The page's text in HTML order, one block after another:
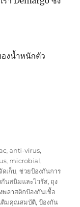
งน้ำหนักตัว
กระเป๋าเครื่องสำอา
,anti-virus,
, microbial,
ดเก็บ, ช่วยป้องกันการ
กันสนิมและไวรัส, ถุง
พลาสติกป้องกันเชื้อ
ติมคุณสมบัติ,ป้องกัน